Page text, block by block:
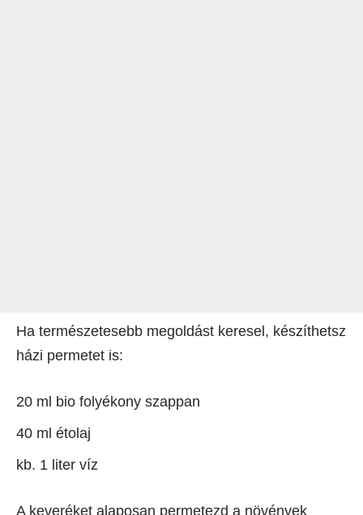
Ha természetesebb megoldást keresel, készíthetsz
házi permetet is:
20 ml bio folyékony szappan
40 ml étolaj
kb. 1 liter víz
A keveréket alaposan permetezd a növények